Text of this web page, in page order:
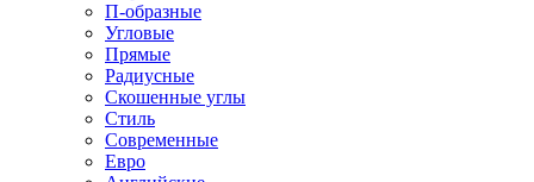
П-образные
Угловые
Прямые
Радиусные
Скошенные углы
Стиль
Современные
Евро